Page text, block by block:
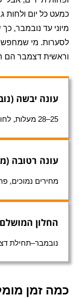
כמעט כל יום ולחות
מיוני עד נובמבר,
לסערות. מי שמחפש
וראשית דצמבר הם
עונה יבשה
25–28 מעלות, לחות נמוכה. עונת שיא – הזמינו מוקדם.
עונה רטובה
מחירים נמוכים,
החלון המושלם
נובמבר–תחילת
כמה זמן